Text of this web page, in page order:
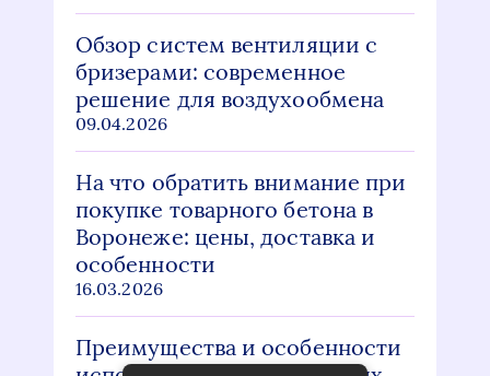
Обзор систем вентиляции с
бризерами: современное
решение для воздухообмена
09.04.2026
На что обратить внимание при
покупке товарного бетона в
Воронеже: цены, доставка и
особенности
16.03.2026
Преимущества и особенности